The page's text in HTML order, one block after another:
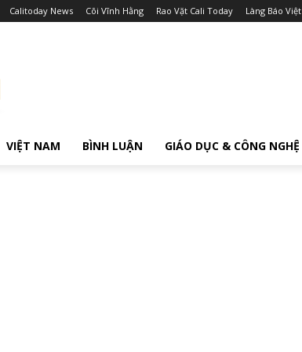
Calitoday News Cõi Vĩnh Hằng Rao Vặt Cali Today Làng Báo Việt
VIỆT NAM BÌNH LUẬN GIÁO DỤC & CÔNG NGHỆ